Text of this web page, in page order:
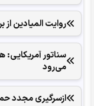
روایت المیادین
سناتور آمریکایی:
می‌رود
ازسرگیری مجدد